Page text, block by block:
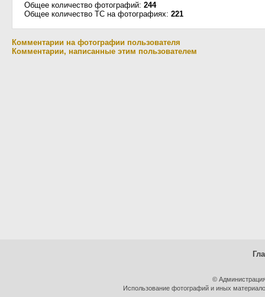
Общее количество фотографий: 244
Общее количество ТС на фотографиях: 221
Комментарии на фотографии пользователя
Комментарии, написанные этим пользователем
©
Использование фотографий и иных